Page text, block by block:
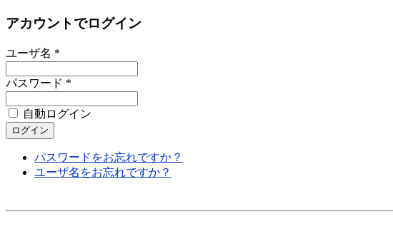
アカウントでログイン
ユーザ名 *
パスワード *
自動ログイン
パスワードをお忘れですか？
ユーザ名をお忘れですか？